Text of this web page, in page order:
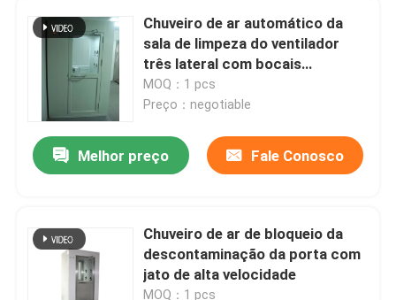
Chuveiro de ar automático da
sala de limpeza do ventilador
três lateral com bocais
ajustáveis
MOQ：1 pcs
Preço：negotiable
Melhor preço Fale Conosco
Chuveiro de ar de bloqueio da
descontaminação da porta com
jato de alta velocidade
MOQ：1 pcs